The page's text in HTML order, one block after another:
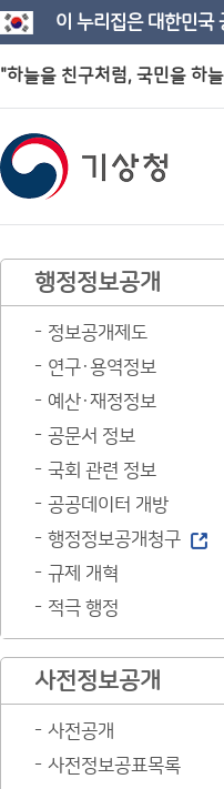
이 누리집은 대한민국
"하늘을 친구처럼, 국민을 하
행정정보공개
정보공개제도
연구·용역정보
예산·재정정보
공문서 정보
국회 관련 정보
공공데이터 개방
행정정보공개청구
규제 개혁
적극 행정
사전정보공개
사전공개
사전정보공표목록